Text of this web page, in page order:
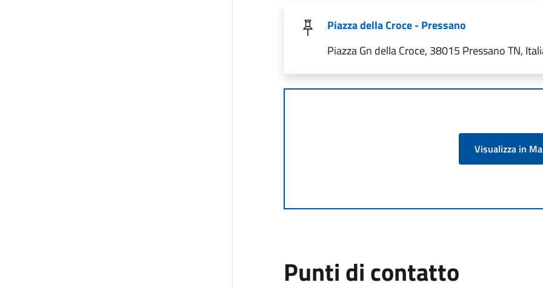
Piazza della Croce - Pressano
Piazza Gn della Croce, 38015 Pressano TN,
Visualizza in
Punti di contatto